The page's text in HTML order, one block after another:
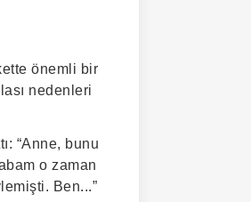
önemli bir
nedenleri
“Anne, bunu
o zaman
Ben...”